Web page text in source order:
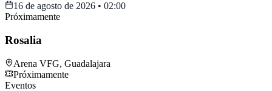
16 de agosto de 2026 • 02:00
Próximamente
Rosalia
Arena VFG, Guadalajara
Próximamente
Eventos